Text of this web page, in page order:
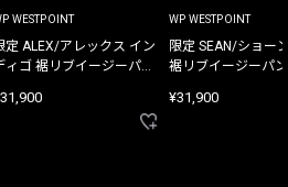
WESTPOINT
定 ALEX/アレックス イン
ィゴ 裾リブイージーパン
WP WESTPOINT
限定 SEAN/ショー
裾リブイージーパ
¥31,900